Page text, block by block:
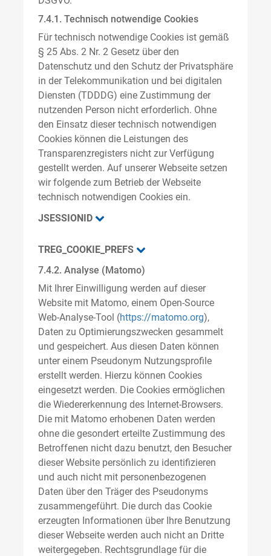
7.4.1. Technisch notwendige Cookies
Für technisch notwendige Cookies ist gemäß
§ 25 Abs. 2 Nr. 2 Gesetz über den
Datenschutz und den Schutz der Privatsphäre
in der Telekommunikation und bei digitalen
Diensten (TDDDG) eine Zustimmung der
nutzenden Person nicht erforderlich. Ohne
den Einsatz dieser technisch notwendigen
Cookies können die Leistungen des
Transparenzregisters nicht zur Verfügung
gestellt werden. Auf unserer Webseite setzen
wir folgende zum Betrieb der Webseite
technisch notwendigen Cookies ein.
JSESSIONID
TREG_COOKIE_PREFS
7.4.2. Analyse (Matomo)
Mit Ihrer Einwilligung werden auf dieser
Website mit Matomo, einem Open-Source
Web-Analyse-Tool (https://matomo.org),
Daten zu Optimierungszwecken gesammelt
und gespeichert. Aus diesen Daten können
unter einem Pseudonym Nutzungsprofile
erstellt werden. Hierzu können Cookies
eingesetzt werden. Die Cookies ermöglichen
die Wiedererkennung des Internet-Browsers.
Die mit Matomo erhobenen Daten werden
ohne die gesondert erteilte Zustimmung des
Betroffenen nicht dazu benutzt, den Besucher
dieser Website persönlich zu identifizieren
und auch nicht mit personenbezogenen
Daten über den Träger des Pseudonyms
zusammengeführt. Die durch das Cookie
erzeugten Informationen über Ihre Benutzung
dieser Webseite werden auch nicht an Dritte
weitergegeben. Rechtsgrundlage für die